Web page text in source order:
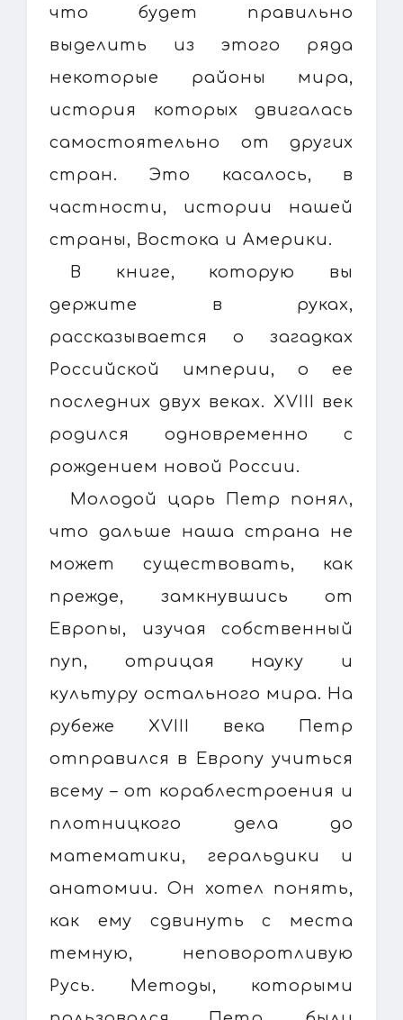
что будет правильно
выделить из этого ряда
некоторые районы мира,
история которых двигалась
самостоятельно от других
стран. Это касалось, в
частности, истории нашей
страны, Востока и Америки.
В книге, которую вы
держите в руках,
рассказывается о загадках
Российской империи, о ее
последних двух веках. XVIII век
родился одновременно с
рождением новой России.
Молодой царь Петр понял,
что дальше наша страна не
может существовать, как
прежде, замкнувшись от
Европы, изучая собственный
пуп, отрицая науку и
культуру остального мира. На
рубеже XVIII века Петр
отправился в Европу учиться
всему – от кораблестроения и
плотницкого дела до
математики, геральдики и
анатомии. Он хотел понять,
как ему сдвинуть с места
темную, неповоротливую
Русь. Методы, которыми